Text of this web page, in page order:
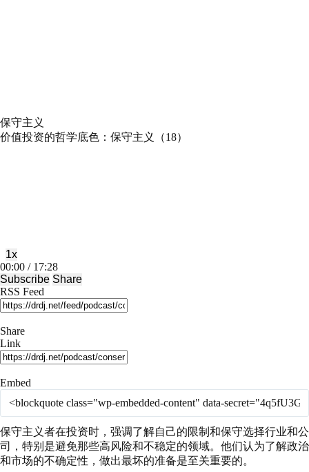
保守主义
价值投资的哲学底色：保守主义（18）
Mute/Unmute
Episode
Rewind
10
Seconds
1x
Fast
Forward
30
seconds
00:00 / 17:28
Subscribe Share
RSS Feed
Share
Link
Embed
保守主义者在投资时，强调了解自己的限制和保守选择行业和公
司，特别是避免那些高风险和不稳定的领域。他们认为了解政治
和市场的不确定性，做出最坏的准备是至关重要的。